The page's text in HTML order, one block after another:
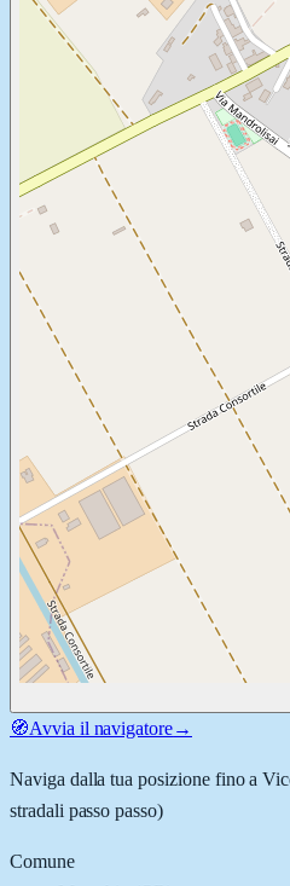
🧭Avvia il navigatore→
Naviga dalla tua posizione fino a
stradali passo passo)
Comune